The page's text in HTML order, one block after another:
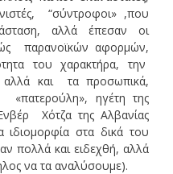
“σύντροφοι» ,που
αλλά έπεσαν οι
παρανοϊκών αφορμών,
του χαρακτήρα, την
αλλά και τα προσωπικά,
«πατερούλη», ηγέτη της
Χότζα της Αλβανίας
ιδιομορφία στα δικά του
πολλά και ειδεχθή, αλλά
να τα αναλύσουμε).